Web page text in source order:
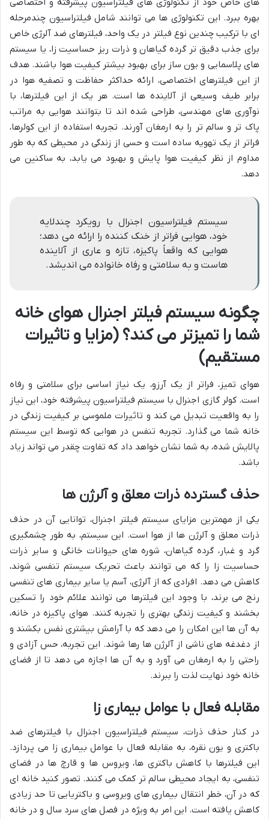
بهره ببرد. این تکنولوژی ها می توانند شامل فیلتراسیون چندمرحله
ای با ترکیب چندین نوع فیلتر در یک واحد، فیلترهای ضد آلرژی خاص
برای جذب دقیق تر گرده گیاهان و ذرات ریز حساسیت زا، یا سیستم
های پلاسمایی و یون ساز برای بهبود بیشتر کیفیت هوا باشند. هدف
از این فیلترهای اختصاصی، ارائه حداکثر حفاظت و تصفیه هوا در
برابر طیف وسیعی از آلاینده ها است. هر یک از این فیلترها، با
نوآوری های مهندسی، طراحی شده اند تا بتوانند هوایی به مراتب
پاک تر و سالم تر را به ارمغان آورند. تجربه استفاده از این کولرها،
فراتر از یک تهویه ساده است و حسی از زندگی در محیطی که به طور
مداوم از نظر کیفیت هوا پایش و بهبود می یابد، به ساکنین می
دهد.
سیستم فیلتراسیون اجنرال با رویکرد چندلایه
خود، هوایی فراتر از خنک کننده را ارائه می دهد؛
هوایی که واقعاً پاکیزه، تازه و عاری از آلاینده
هاست و به سلامتی و رفاه خانواده می اندیشد.
چگونه سیستم فیلتر اجنرال هوای خانه
شما را تمیزتر می کند؟ (مزایا و تاثیرات
مستقیم)
هوای تمیز، فراتر از یک آرزو، یک نیاز اساسی برای سلامتی و رفاه
است. کولر گازی اجنرال با سیستم فیلتراسیون پیشرفته خود، این نیاز
را به واقعیت تبدیل می کند و تاثیرات ملموسی بر کیفیت زندگی در
خانه شما می گذارد. تجربه تنفس در هوایی که توسط این سیستم
پالایش شده، به شما نشان خواهد داد که تفاوت چقدر می تواند زیاد
باشد.
حذف گسترده ذرات معلق و آلرژن ها
یکی از مهمترین مزایای سیستم فیلتر اجنرال، توانایی آن در حذف
ذرات معلق و آلرژن ها از هوا است. این سیستم، به طور چشمگیری
گرد و غبار، گرده گیاهان، شوره های حیوانات خانگی و سایر ذرات
حساسیت زا را که می توانند باعث تحریک سیستم تنفسی شوند،
کاهش می دهد. افرادی که از آلرژی، آسم یا سایر بیماری های تنفسی
رنج می برند، با وجود این فیلترها می توانند علائم خود را تسکین
بخشند و کیفیت زندگی بهتری را تجربه کنند. هوای پاکیزه در خانه،
به آن ها این امکان را می دهد که با آرامش بیشتری نفس بکشند و
از دغدغه های ناشی از آلرژن ها رها شوند. این تجربه، حس آزادی و
راحتی را به ارمغان می آورد و به آن ها اجازه می دهد تا از فضای
خانه خود نهایت لذت را ببرند.
مقابله فعال با عوامل بیماری زا
در کنار حذف ذرات، سیستم فیلتراسیون اجنرال با فیلترهای ضد
باکتری و یون نقره، به مقابله فعال با عوامل بیماری زا می پردازد.
این فیلترها با کاهش باکتری ها، ویروس ها و قارچ ها در فضای
تنفسی، به ایجاد محیطی سالم تر کمک می کنند. تصور کنید خانه ای
که در آن، خطر انتقال بیماری های ویروسی و باکتریایی تا حد زیادی
کاهش یافته است. این امر به ویژه در فصل های سرد سال و در خانه